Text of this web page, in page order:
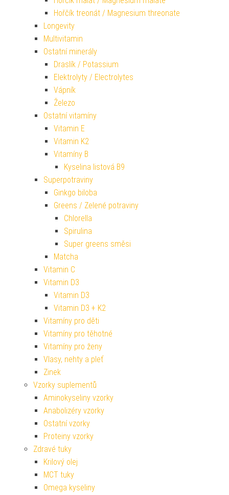
Hořčík treonát / Magnesium threonate
Longevity
Multivitamin
Ostatní minerály
Draslík / Potassium
Elektrolyty / Electrolytes
Vápník
Železo
Ostatní vitamíny
Vitamin E
Vitamin K2
Vitamíny B
Kyselina listová B9
Superpotraviny
Ginkgo biloba
Greens / Zelené potraviny
Chlorella
Spirulina
Super greens směsi
Matcha
Vitamin C
Vitamin D3
Vitamin D3
Vitamin D3 + K2
Vitamíny pro děti
Vitamíny pro těhotné
Vitamíny pro ženy
Vlasy, nehty a pleť
Zinek
Vzorky suplementů
Aminokyseliny vzorky
Anabolizéry vzorky
Ostatní vzorky
Proteiny vzorky
Zdravé tuky
Krilový olej
MCT tuky
Omega kyseliny